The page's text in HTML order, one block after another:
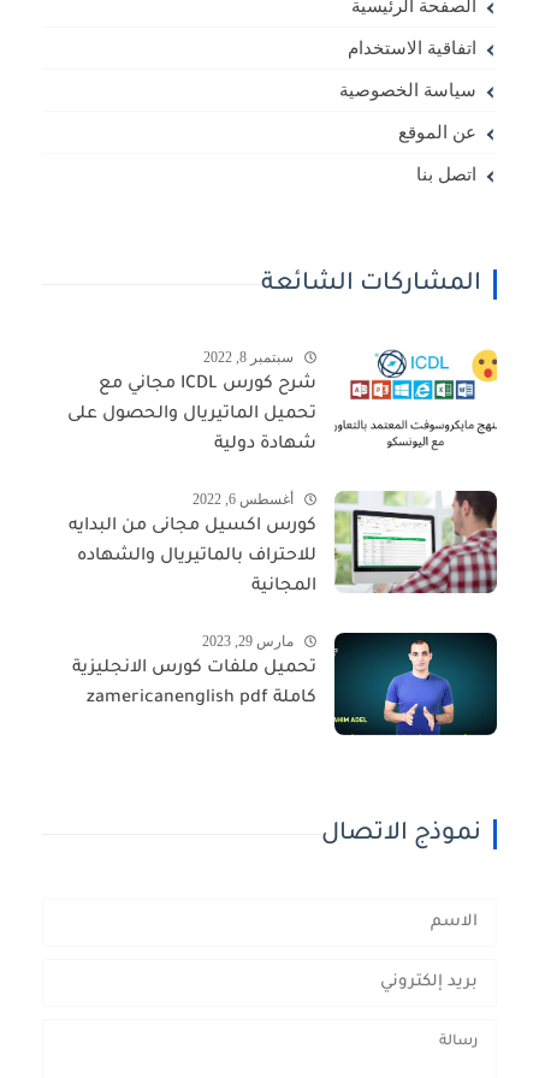
الصفحة الرئيسية
اتفاقية الاستخدام
سياسة الخصوصية
عن الموقع
اتصل بنا
المشاركات الشائعة
سبتمبر 8, 2022
شرح كورس ICDL مجاني مع
تحميل الماتيريال والحصول على
شهادة دولية
أغسطس 6, 2022
كورس اكسيل مجانى من البدايه
للاحتراف بالماتيريال والشهاده
المجانية
مارس 29, 2023
تحميل ملفات كورس الانجليزية
كاملة zamericanenglish pdf
نموذج الاتصال